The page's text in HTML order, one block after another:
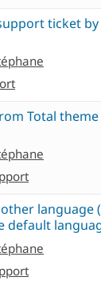
ticket by
Total
language
default